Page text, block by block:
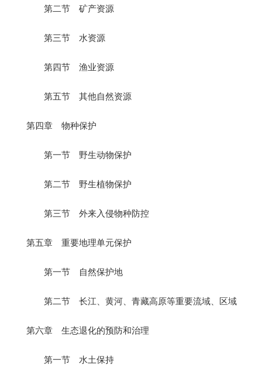
第二节 矿产资源
第三节 水资源
第四节 渔业资源
第五节 其他自然资源
第四章 物种保护
第一节 野生动物保护
第二节 野生植物保护
第三节 外来入侵物种防控
第五章 重要地理单元保护
第一节 自然保护地
第二节 长江、黄河、青藏高原等重要流域、区域
第六章 生态退化的预防和治理
第一节 水土保持